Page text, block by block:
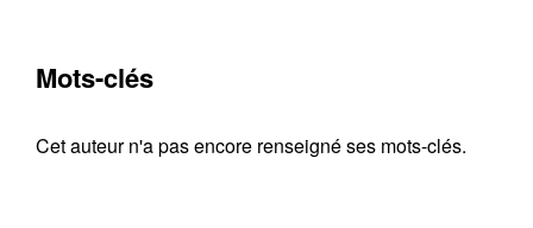
Mots-clés
Cet auteur n'a pas encore renseigné ses mots-clés.